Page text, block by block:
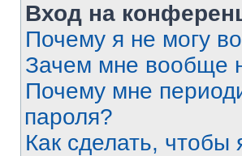
Вход на
Почему я не могу
Зачем мне вообще
Почему мне
пароля?
Как сделать, чтобы